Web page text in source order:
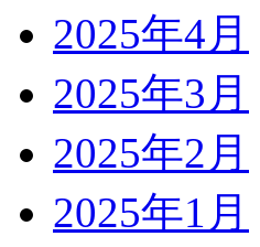
2025年4月
2025年3月
2025年2月
2025年1月